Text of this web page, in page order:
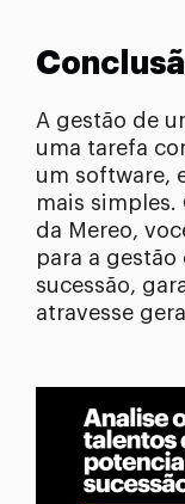
A gestão de
uma tarefa
um software,
mais simples.
da Mereo,
para a
sucessão,
atravesse